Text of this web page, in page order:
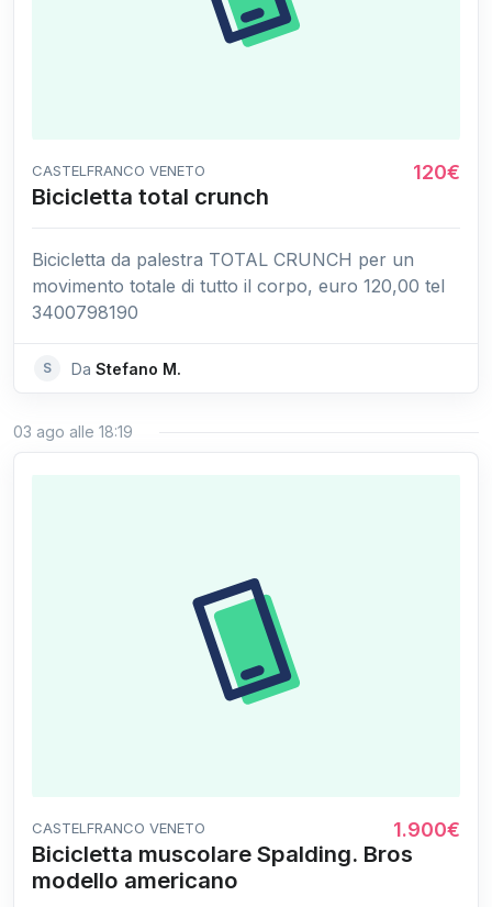
CASTELFRANCO VENETO 120€
Bicicletta total crunch
Bicicletta da palestra TOTAL CRUNCH per un
movimento totale di tutto il corpo, euro 120,00 tel
3400798190
S Da Stefano M.
03 ago alle 18:19
CASTELFRANCO VENETO 1.900€
Bicicletta muscolare Spalding. Bros
modello americano